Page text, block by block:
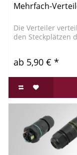
Mehrfach-
Die Verteiler
den Steckplätzen
ab 5,90 € *